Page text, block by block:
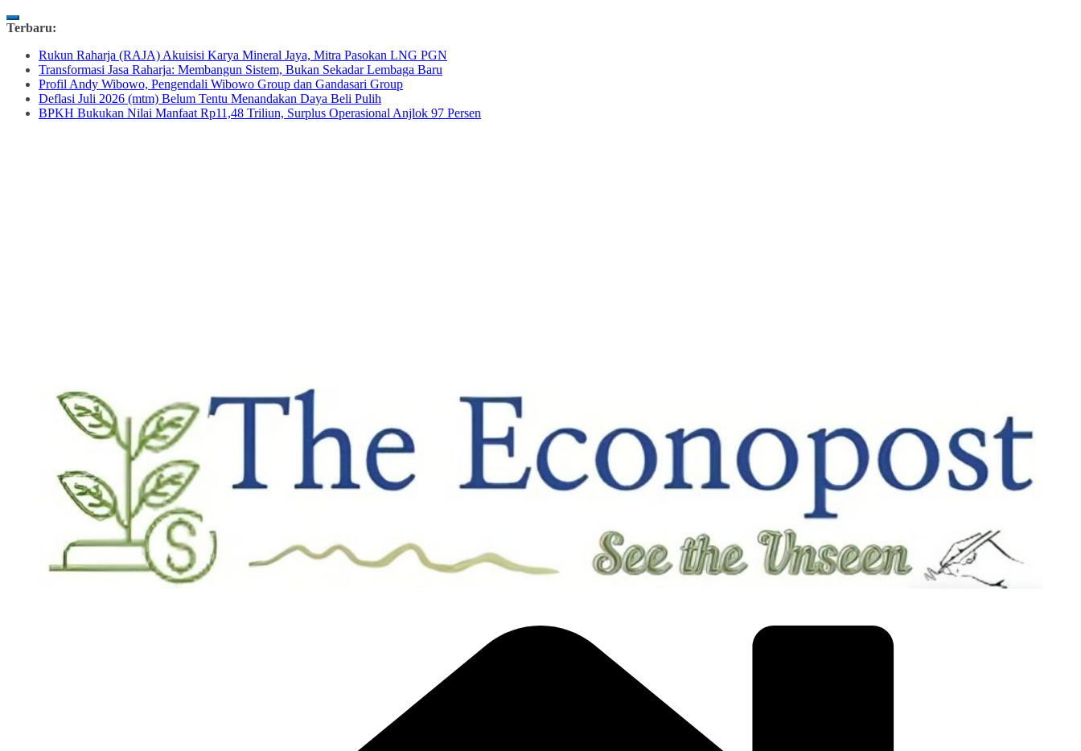
Skip
content
Terbaru:
Rukun Raharja (RAJA) Akuisisi Karya Mineral Jaya, Mitra Pasokan LNG PGN
Transformasi Jasa Raharja: Membangun Sistem, Bukan Sekadar Lembaga Baru
Profil Andy Wibowo, Pengendali Wibowo Group dan Gandasari Group
Deflasi Juli 2026 (mtm) Belum Tentu Menandakan Daya Beli Pulih
BPKH Bukukan Nilai Manfaat Rp11,48 Triliun, Surplus Operasional Anjlok 97 Persen